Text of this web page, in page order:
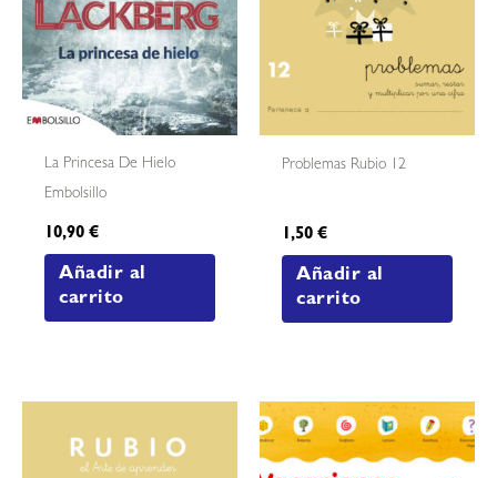
La Princesa De Hielo
Embolsillo
10,90€
Añadir al
carrito
Problemas Rubio 12
1,50€
Añadir al
carrito